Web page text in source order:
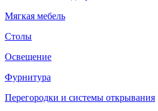
Мягкая мебель
Столы
Освещение
Фурнитура
Перегородки и системы открывания